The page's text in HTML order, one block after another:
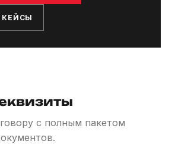
КЕЙСЫ
с полным пакетом